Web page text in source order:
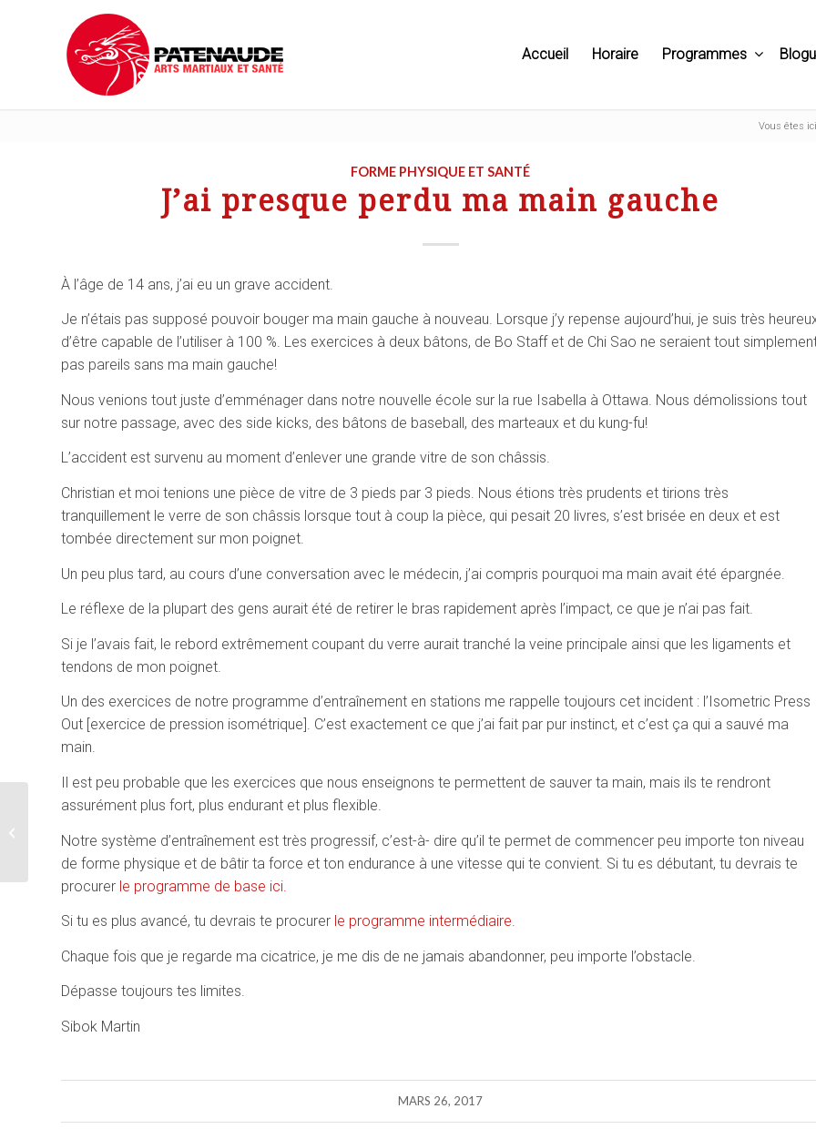
Accueil Horaire Programmes
Vous êtes
FORME PHYSIQUE ET SANTÉ
J’ai presque perdu ma main gauche
À l’âge de 14 ans, j’ai eu un grave accident.
Je n’étais pas supposé pouvoir bouger ma main gauche à nouveau. Lorsque j’y repense aujourd’hui, je suis très
d’être capable de l’utiliser à 100 %. Les exercices à deux bâtons, de Bo Staff et de Chi Sao ne seraient tout
pas pareils sans ma main gauche!
Nous venions tout juste d’emménager dans notre nouvelle école sur la rue Isabella à Ottawa. Nous démolissions tout
sur notre passage, avec des side kicks, des bâtons de baseball, des marteaux et du kung-fu!
L’accident est survenu au moment d’enlever une grande vitre de son châssis.
Christian et moi tenions une pièce de vitre de 3 pieds par 3 pieds. Nous étions très prudents et tirions très
tranquillement le verre de son châssis lorsque tout à coup la pièce, qui pesait 20 livres, s’est brisée en deux et est
tombée directement sur mon poignet.
Un peu plus tard, au cours d’une conversation avec le médecin, j’ai compris pourquoi ma main avait été épargnée.
Le réflexe de la plupart des gens aurait été de retirer le bras rapidement après l’impact, ce que je n’ai pas fait.
Si je l’avais fait, le rebord extrêmement coupant du verre aurait tranché la veine principale ainsi que les ligaments et
tendons de mon poignet.
Un des exercices de notre programme d’entraînement en stations me rappelle toujours cet incident : l’Isometric Press
Out [exercice de pression isométrique]. C’est exactement ce que j’ai fait par pur instinct, et c’est ça qui a sauvé ma
main.
Il est peu probable que les exercices que nous enseignons te permettent de sauver ta main, mais ils te rendront
assurément plus fort, plus endurant et plus flexible.
Notre système d’entraînement est très progressif, c’est-à- dire qu’il te permet de commencer peu importe ton niveau
de forme physique et de bâtir ta force et ton endurance à une vitesse qui te convient. Si tu es débutant, tu devrais te
procurer le programme de base ici.
Si tu es plus avancé, tu devrais te procurer le programme intermédiaire.
Chaque fois que je regarde ma cicatrice, je me dis de ne jamais abandonner, peu importe l’obstacle.
Dépasse toujours tes limites.
Sibok Martin
MARS 26, 2017
Je serais mort